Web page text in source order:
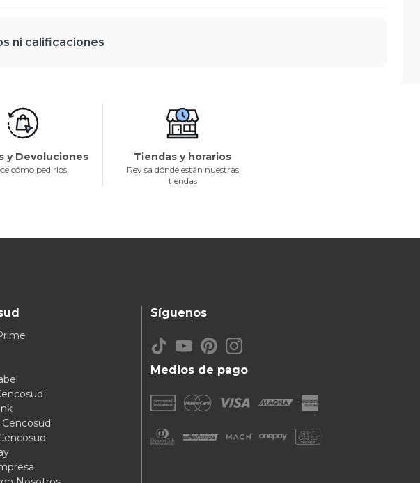
ni calificaciones
y Devoluciones
cómo pedirlos
Tiendas y horarios
Revisa dónde están nuestras
tiendas
Medios de pago
Síguenos